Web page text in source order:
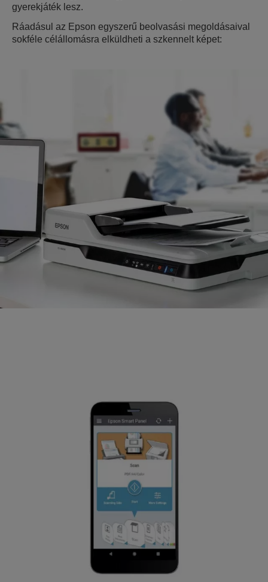
gyerekjáték lesz.
Ráadásul az Epson egyszerű beolvasási megoldásaival
sokféle célállomásra elküldheti a szkennelt képet: